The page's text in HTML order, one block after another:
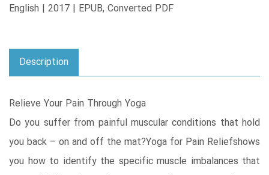
English | 2017 | EPUB, Converted PDF
Description
Relieve Your Pain Through Yoga
Do you suffer from painful muscular conditions that hold
you back – on and off the mat?Yoga for Pain Reliefshows
you how to identify the specific muscle imbalances that